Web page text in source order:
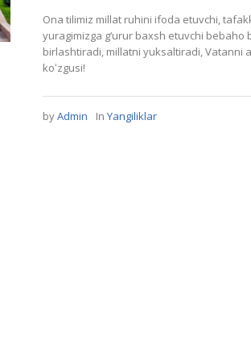
Ona tilimiz millat ruhini ifoda etuvchi,
yuragimizga g‘urur baxsh etuvchi bebaho
birlashtiradi, millatni yuksaltiradi, Vatanni
koʻzgusi!
byAdmin In Yangiliklar